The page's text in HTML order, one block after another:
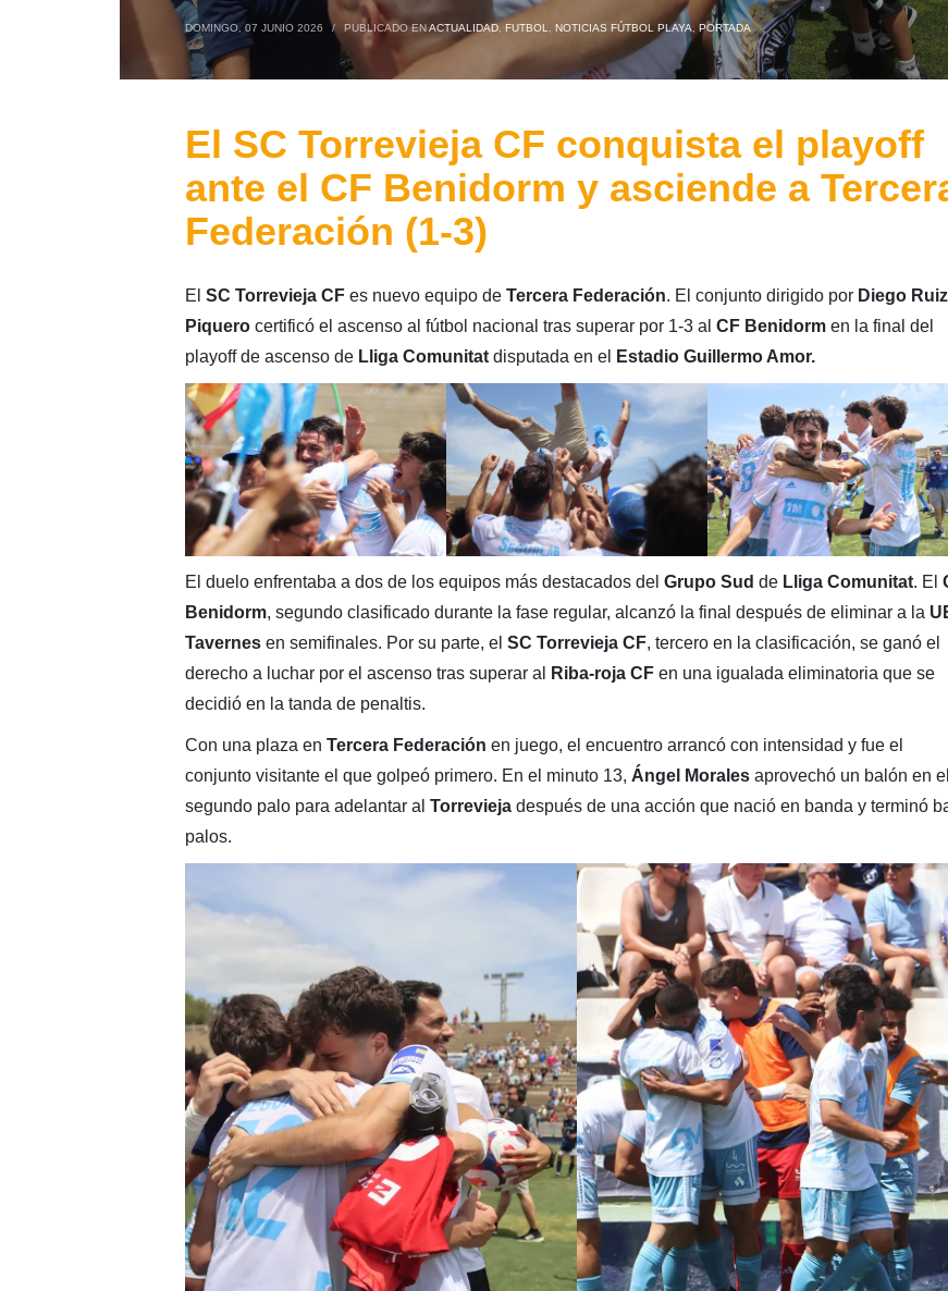
DOMINGO, 07 JUNIO 2026 / PUBLICADO ENACTUALIDAD, FUTBOL NOTICIAS FÚTBOL PLAYA PORTADA
El SC Torrevieja CF conquista el playoff
ante el CF Benidorm y asciende a
Federación (1-3)
El SC Torrevieja CFes nuevo equipo de Tercera Federación. El conjunto dirigido por Diego Ruiz
Piquerocertificó el ascenso al fútbol nacional tras superar por 1-3 al CF Benidormen la final del
playoff de ascenso de Lliga Comunitatdisputada en el Estadio Guillermo Amor.
El duelo enfrentaba a dos de los equipos más destacados del Grupo Sud de Lliga Comunitat. El
Benidorm, segundo clasificado durante la fase regular, alcanzó la final después de eliminar a la
Tavernesen semifinales. Por su parte, el SC Torrevieja CF, tercero en la clasificación, se ganó el
derecho a luchar por el ascenso tras superar al
Riba-roja CFen una igualada eliminatoria que se
decidió en la tanda de penaltis.
Con una plaza en Tercera Federación en juego, el encuentro arrancó con intensidad y fue el
conjunto visitante el que golpeó primero. En el minuto 13, Ángel Moralesaprovechó un balón en el
segundo palo para adelantar al Torreviejadespués de una acción que nació en banda y terminó
palos.